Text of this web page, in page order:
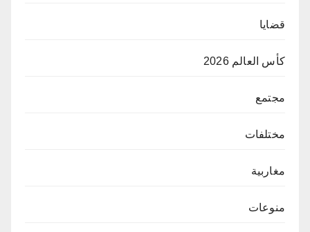
قضايا
كأس العالم 2026
مجتمع
مختلفات
مغاربية
منوعات